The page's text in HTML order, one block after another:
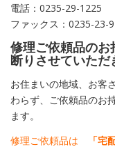
電話：0235-29-1225
ファックス：0235-23-
修理ご依頼品のお
断りさせていただ
お住まいの地域、お客
わらず、ご依頼品のお
ます。
修理ご依頼品は
「宅